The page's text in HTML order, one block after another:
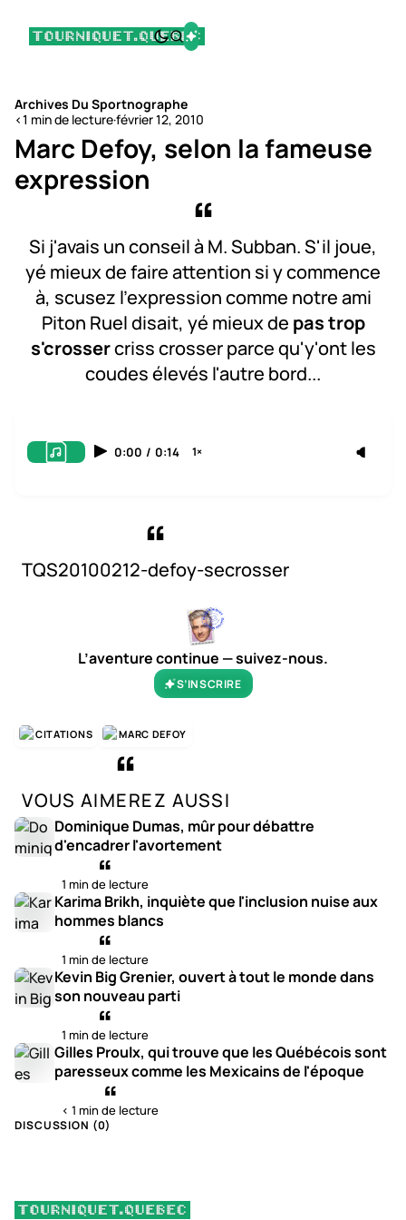
Archives Du Sportnographe
<1 min de lecture·février 12, 2010
Marc Defoy, selon la fameuse
expression
Si j'avais un conseil à M. Subban. S'il joue,
yé mieux de faire attention si y commence
à, scusez l'expression comme notre ami
Piton Ruel disait, yé mieux de pas trop
s'crossercriss crosser parce qu'y'ont les
coudes élevés l'autre bord...
0:00 / 0:14 1×
TQS20100212-defoy-secrosser
L’aventure continue — suivez-nous.
S’INSCRIRE
CITATIONS MARC DEFOY
VOUS AIMEREZ AUSSI
Dominique Dumas, mûr pour débattre
d'encadrer l'avortement
1 min de lecture
Karima Brikh, inquiète que l'inclusion nuise aux
hommes blancs
1 min de lecture
Kevin Big Grenier, ouvert à tout le monde dans
son nouveau parti
1 min de lecture
Gilles Proulx, qui trouve que les Québécois sont
paresseux comme les Mexicains de l'époque
< 1 min de lecture
DISCUSSION (0)